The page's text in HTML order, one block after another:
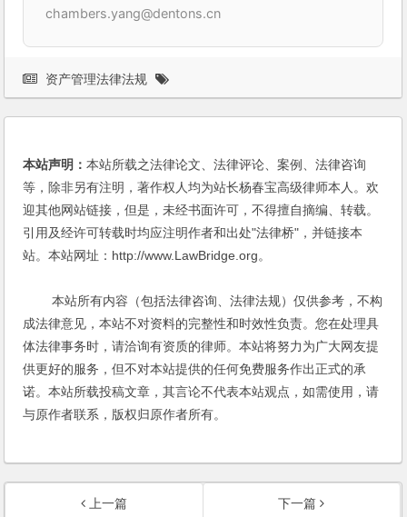
chambers.yang@dentons.cn
资产管理法律法规
本站声明：本站所载之法律论文、法律评论、案例、法律咨询
等，除非另有注明，著作权人均为站长杨春宝高级律师本人。欢
迎其他网站链接，但是，未经书面许可，不得擅自摘编、转载。
引用及经许可转载时均应注明作者和出处"法律桥"，并链接本
站。本站网址：http://www.LawBridge.org。
本站所有内容（包括法律咨询、法律法规）仅供参考，不构
成法律意见，本站不对资料的完整性和时效性负责。您在处理具
体法律事务时，请洽询有资质的律师。本站将努力为广大网友提
供更好的服务，但不对本站提供的任何免费服务作出正式的承
诺。本站所载投稿文章，其言论不代表本站观点，如需使用，请
与原作者联系，版权归原作者所有。
上一篇
下一篇